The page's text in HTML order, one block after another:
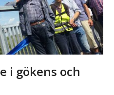
i gökens och